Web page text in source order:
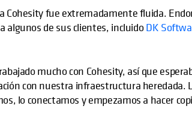
Cohesity fue extremadamente fluida.
algunos de sus clientes, incluidoDK
mucho con Cohesity, así que
con nuestra infraestructura heredada.
lo conectamos y empezamos a hacer